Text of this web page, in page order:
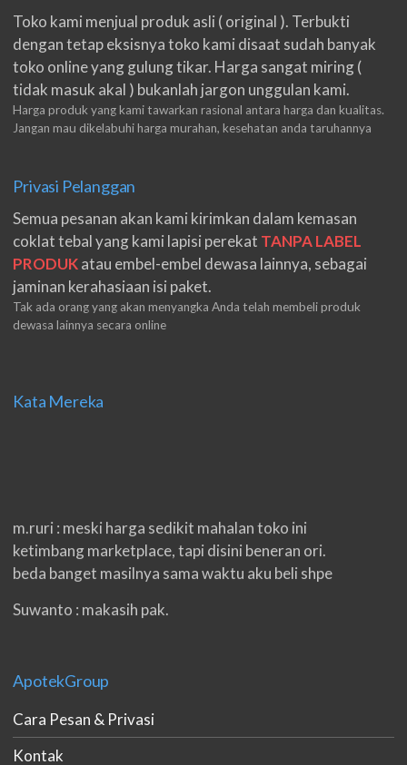
Toko kami menjual produk asli ( original ). Terbukti
dengan tetap eksisnya toko kami disaat sudah banyak
toko online yang gulung tikar. Harga sangat miring (
tidak masuk akal ) bukanlah jargon unggulan kami.
Harga produk yang kami tawarkan rasional antara harga dan kualitas.
Jangan mau dikelabuhi harga murahan, kesehatan anda taruhannya
Privasi Pelanggan
Semua pesanan akan kami kirimkan dalam kemasan
coklat tebal yang kami lapisi perekat TANPA LABEL
PRODUKatau embel-embel dewasa lainnya, sebagai
jaminan kerahasiaan isi paket.
Tak ada orang yang akan menyangka Anda telah membeli produk
dewasa lainnya secara online
Kata Mereka
m.ruri : meski harga sedikit mahalan toko ini
ketimbang marketplace, tapi disini beneran ori.
beda banget masilnya sama waktu aku beli shpe
Suwanto : makasih pak.
produknya. tetep jaga kualitas ya gan.
eko padang : ko brang udh sampek, kan bru 2 hri
gan. cpet bgt
ApotekGroup
Cara Pesan & Privasi
Kontak